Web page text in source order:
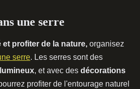
une serre
profiter de la nature, organisez
serre. Les serres sont des
lumineux, et avec des décorations
profiter de l'entourage naturel